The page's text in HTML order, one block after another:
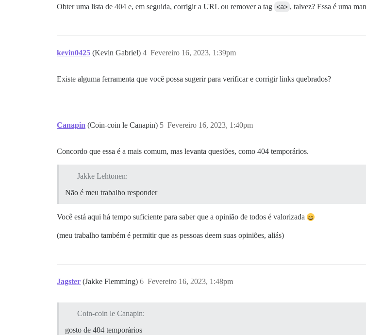
Obter uma lista de 404 e, em seguida, corrigir a URL ou remover a tag <a> , talvez? Essa é uma
kevin0425 (Kevin Gabriel) Fevereiro 16, 2023, 1:39pm
4
Existe alguma ferramenta que você possa sugerir para verificar e corrigir links quebrados?
Canapin (Coin-coin le Canapin) Fevereiro 16, 2023, 1:40pm
5
Concordo que essa é a mais comum, mas levanta questões, como 404 temporários.
Jakke Lehtonen:
Não é meu trabalho responder
Você está aqui há tempo suficiente para saber que a opinião de todos é valorizada
(meu trabalho também é permitir que as pessoas deem suas opiniões, aliás)
Jagster (Jakke Flemming) Fevereiro 16, 2023, 1:48pm
6
Coin-coin le Canapin:
gosto de 404 temporários